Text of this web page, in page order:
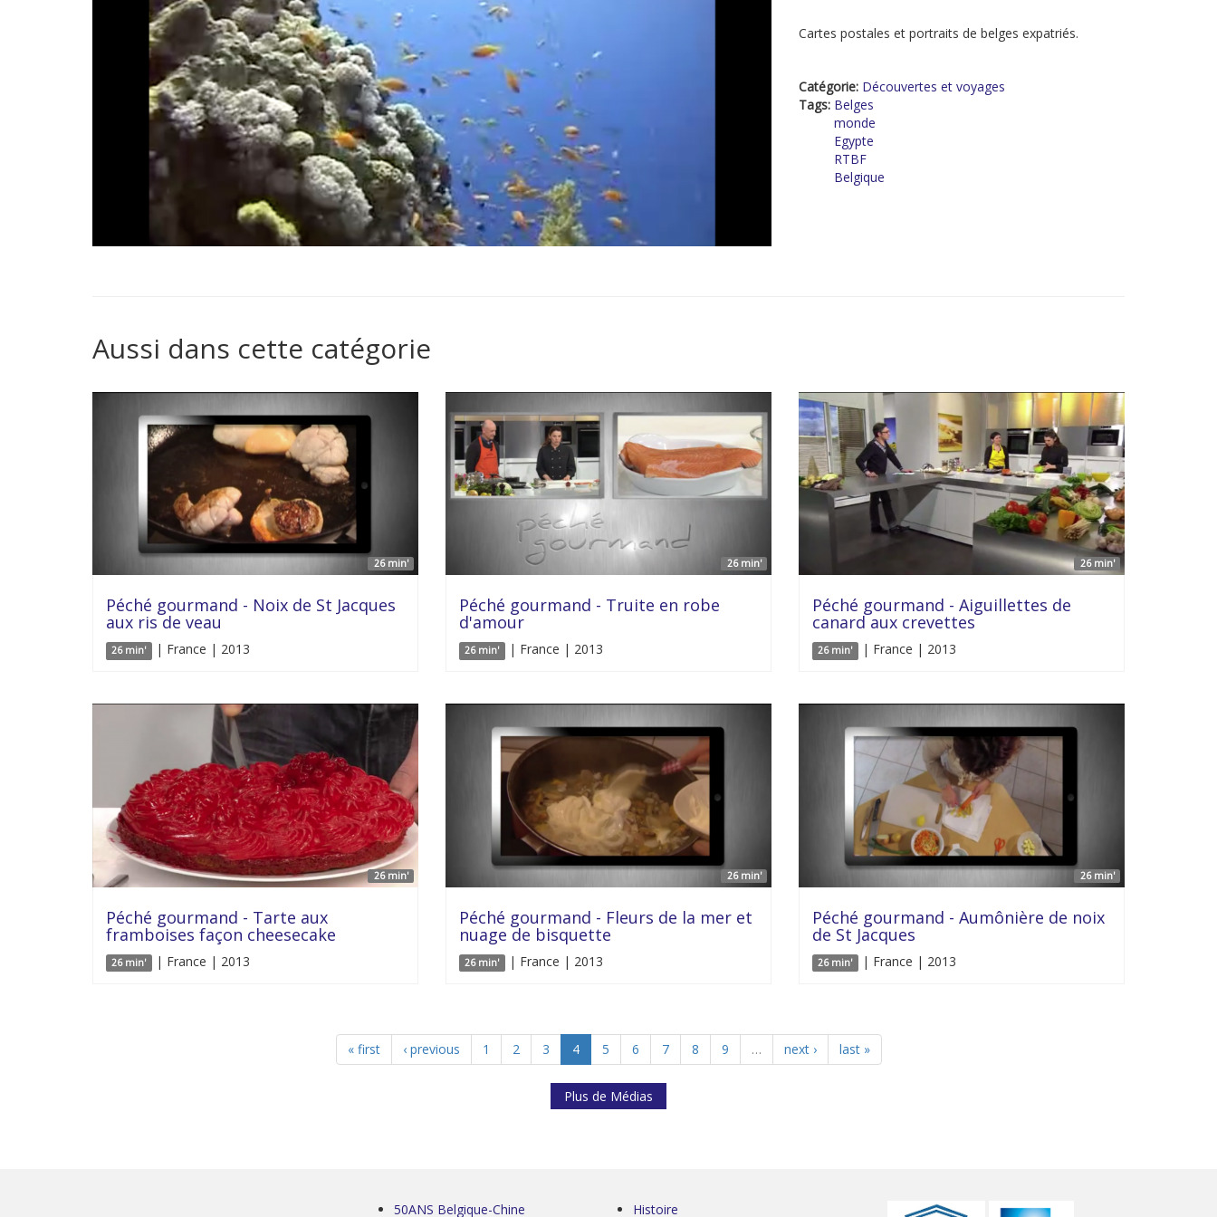
Cartes postales et portraits de belges expatriés.
Catégorie: Découvertes et voyages
Tags: Belges
monde
Egypte
RTBF
Belgique
Aussi dans cette catégorie
26 min'
Péché gourmand - Noix de St Jacques
aux ris de veau
26 min' | France | 2013
26 min'
Péché gourmand - Truite en robe
d'amour
26 min' | France | 2013
26 min'
Péché gourmand - Aiguillettes de
canard aux crevettes
26 min' | France | 2013
26 min'
Péché gourmand - Tarte aux
framboises façon cheesecake
26 min' | France | 2013
26 min'
Péché gourmand - Fleurs de la mer et
nuage de bisquette
26 min' | France | 2013
26 min'
Péché gourmand - Aumônière de noix
de St Jacques
26 min' | France | 2013
« first ‹ previous 1 2 3 4 5 6 7 8 9 … next › last »
Plus de Médias
50ANS Belgique-Chine Histoire